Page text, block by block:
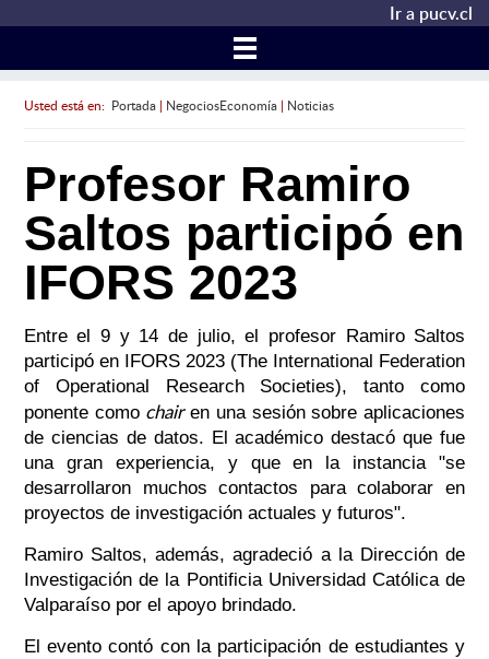
Ir a pucv.cl
Usted está en: Portada| NegociosEconomía| Noticias
Profesor Ramiro
Saltos participó en
IFORS 2023
Entre el 9 y 14 de julio, el profesor Ramiro Saltos
participó en IFORS 2023 (The International Federation
of Operational Research Societies), tanto como
ponente como chairen una sesión sobre aplicaciones
de ciencias de datos. El académico destacó que fue
una gran experiencia, y que en la instancia "se
desarrollaron muchos contactos para colaborar en
proyectos de investigación actuales y futuros".
Ramiro Saltos, además, agradeció a la Dirección de
Investigación de la Pontificia Universidad Católica de
Valparaíso por el apoyo brindado.
El evento contó con la participación de estudiantes y